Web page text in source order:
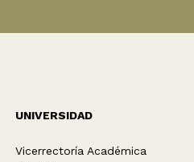
UNIVERSIDAD
Vicerrectoría Académica